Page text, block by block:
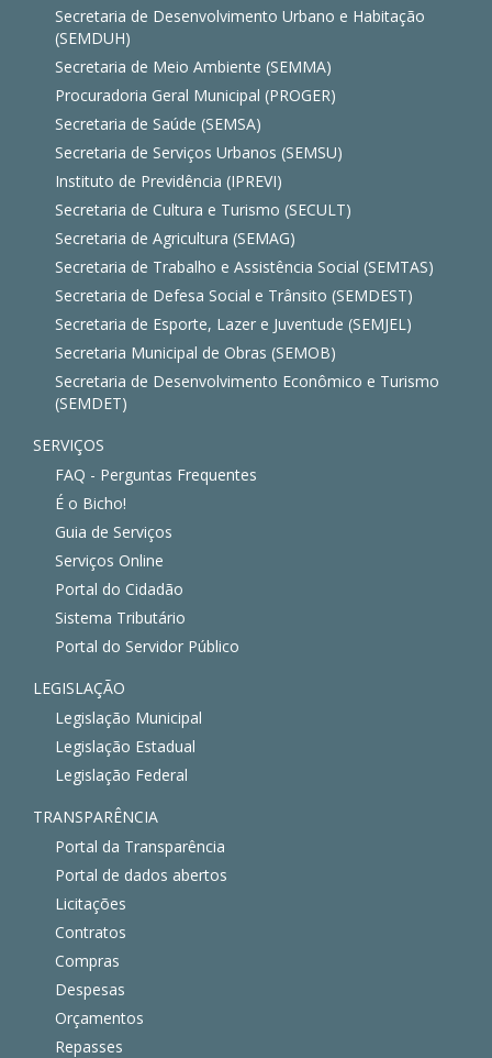
Secretaria de Desenvolvimento Urbano e Habitação
(SEMDUH)
Secretaria de Meio Ambiente (SEMMA)
Procuradoria Geral Municipal (PROGER)
Secretaria de Saúde (SEMSA)
Secretaria de Serviços Urbanos (SEMSU)
Instituto de Previdência (IPREVI)
Secretaria de Cultura e Turismo (SECULT)
Secretaria de Agricultura (SEMAG)
Secretaria de Trabalho e Assistência Social (SEMTAS)
Secretaria de Defesa Social e Trânsito (SEMDEST)
Secretaria de Esporte, Lazer e Juventude (SEMJEL)
Secretaria Municipal de Obras (SEMOB)
Secretaria de Desenvolvimento Econômico e Turismo
(SEMDET)
SERVIÇOS
FAQ - Perguntas Frequentes
É o Bicho!
Guia de Serviços
Serviços Online
Portal do Cidadão
Sistema Tributário
Portal do Servidor Público
LEGISLAÇÃO
Legislação Municipal
Legislação Estadual
Legislação Federal
TRANSPARÊNCIA
Portal da Transparência
Portal de dados abertos
Licitações
Contratos
Compras
Despesas
Orçamentos
Repasses